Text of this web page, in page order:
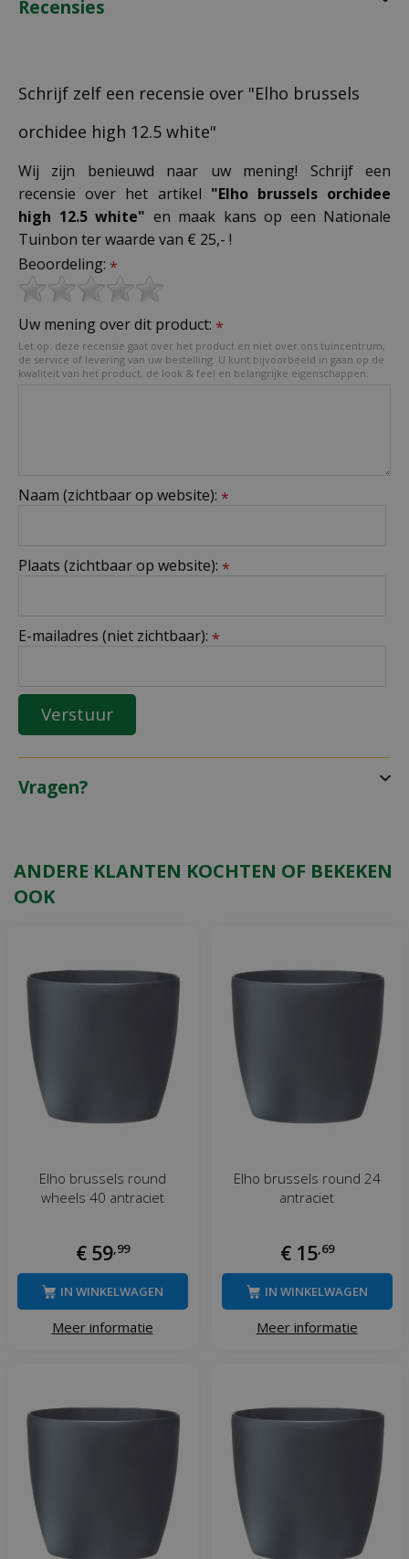
Recensies
Schrijf zelf een recensie over "Elho brussels
orchidee high 12.5 white"
Wij zijn benieuwd naar uw mening! Schrijf een
recensie over het artikel "Elho brussels orchidee
high 12.5 white" en maak kans op een Nationale
Tuinbon ter waarde van € 25,- !
Beoordeling: *
Uw mening over dit product: *
Let op: deze recensie gaat over het product en niet over ons tuincentrum,
de service of levering van uw bestelling. U kunt bijvoorbeeld in gaan op de
kwaliteit van het product, de look & feel en belangrijke eigenschappen.
Naam (zichtbaar op website): *
Plaats (zichtbaar op website): *
E-mailadres (niet zichtbaar): *
Vragen?
ANDERE KLANTEN KOCHTEN OF BEKEKEN
OOK
Elho brussels round
wheels 40 antraciet
€ 59,99
Meer informatie
IN WINKELWAGEN
Elho brussels round 24
antraciet
€ 15,69
Meer informatie
IN WINKELWAGEN